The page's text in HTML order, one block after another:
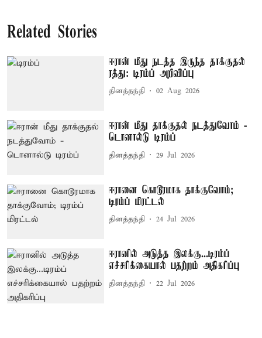
Related Stories
ஈரான் மீது நடத்த இருந்த தாக்குதல்
ரத்து: டிரம்ப் அறிவிப்பு
தினத்தந்தி 02 Aug 2026
ஈரான் மீது தாக்குதல் நடத்துவோம் -
டொனால்டு டிரம்ப்
தினத்தந்தி 29 Jul 2026
ஈரானை கொடூரமாக தாக்குவோம்;
டிரம்ப் மிரட்டல்
தினத்தந்தி 24 Jul 2026
ஈரானில் அடுத்த இலக்கு...டிரம்ப்
எச்சரிக்கையால் பதற்றம் அதிகரிப்பு
தினத்தந்தி 22 Jul 2026